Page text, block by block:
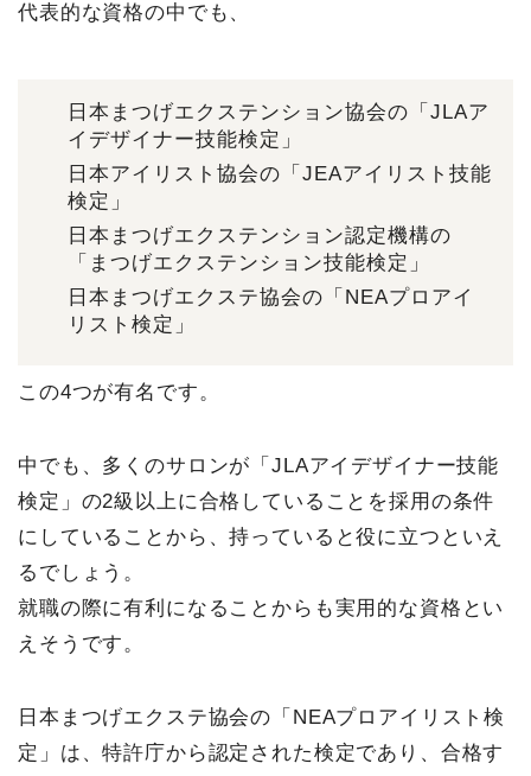
代表的な資格の中でも、
日本まつげエクステンション協会の「JLAア
イデザイナー技能検定」
日本アイリスト協会の「JEAアイリスト技能
検定」
日本まつげエクステンション認定機構の
「まつげエクステンション技能検定」
日本まつげエクステ協会の「NEAプロアイ
リスト検定」
この4つが有名です。
中でも、多くのサロンが「JLAアイデザイナー技能
検定」の2級以上に合格していることを採用の条件
にしていることから、持っていると役に立つといえ
るでしょう。
就職の際に有利になることからも実用的な資格とい
えそうです。
日本まつげエクステ協会の「NEAプロアイリスト検
定」は、特許庁から認定された検定であり、合格す